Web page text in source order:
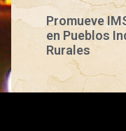
Promueve
en Pueblos
Rurales